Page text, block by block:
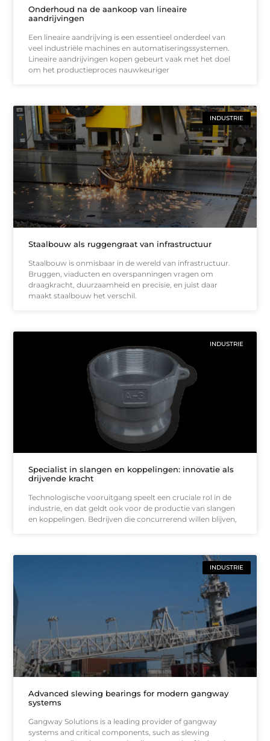
Onderhoud na de aankoop van lineaire
aandrijvingen
Een lineaire aandrijving is een essentieel onderdeel van
veel industriële machines en automatiseringssystemen.
Lineaire aandrijvingen kopen gebeurt vaak met het doel
om het productieproces nauwkeuriger
INDUSTRIE
Staalbouw als ruggengraat van infrastructuur
Staalbouw is onmisbaar in de wereld van infrastructuur.
Bruggen, viaducten en overspanningen vragen om
draagkracht, duurzaamheid en precisie, en juist daar
maakt staalbouw het verschil.
INDUSTRIE
Specialist in slangen en koppelingen: innovatie als
drijvende kracht
Technologische vooruitgang speelt een cruciale rol in de
industrie, en dat geldt ook voor de productie van slangen
en koppelingen. Bedrijven die concurrerend willen blijven,
INDUSTRIE
Advanced slewing bearings for modern gangway
systems
Gangway Solutions is a leading provider of gangway
systems and critical components, such as slewing